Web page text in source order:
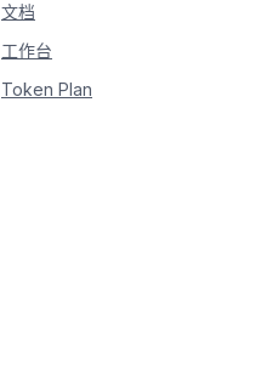
文档
工作台
Token Plan